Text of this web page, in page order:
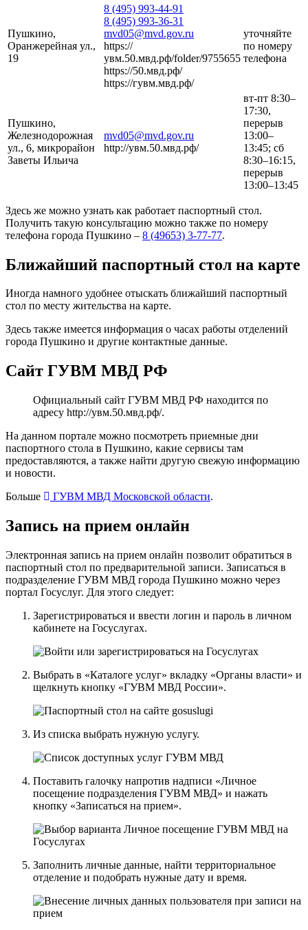
Пушкино,
Оранжерейная ул.,
19
8 (495) 993-44-91
8 (495) 993-36-31
mvd05@mvd.gov.ru
https://
увм.50.мвд.рф/folder/9755655
https://50.мвд.рф/
https://гувм.мвд.рф/
уточняйте
по номеру
телефона
Пушкино,
Железнодорожная
ул., 6, микрорайон
Заветы Ильича
mvd05@mvd.gov.ru
http://увм.50.мвд.рф/
вт-пт 8:30–
17:30,
перерыв
13:00–
13:45; сб
8:30–16:15,
перерыв
13:00–13:45
Здесь же можно узнать как работает паспортный стол.
Получить такую консультацию можно также по номеру
телефона города Пушкино – 8 (49653) 3-77-77.
Ближайший паспортный стол на карте
Иногда намного удобнее отыскать ближайший паспортный
стол по месту жительства на карте.
Здесь также имеется информация о часах работы отделений
города Пушкино и другие контактные данные.
Сайт ГУВМ МВД РФ
Официальный сайт ГУВМ МВД РФ находится по
адресу http://увм.50.мвд.рф/.
На данном портале можно посмотреть приемные дни
паспортного стола в Пушкино, какие сервисы там
предоставляются, а также найти другую свежую информацию
и новости.
Больше
ГУВМ МВД Московской области.
Запись на прием онлайн
Электронная запись на прием онлайн позволит обратиться в
паспортный стол по предварительной записи. Записаться в
подразделение ГУВМ МВД города Пушкино можно через
портал Госуслуг. Для этого следует:
Зарегистрироваться и ввести логин и пароль в личном
кабинете на Госуслугах.
Выбрать в «Каталоге услуг» вкладку «Органы власти» и
щелкнуть кнопку «ГУВМ МВД России».
Из списка выбрать нужную услугу.
Поставить галочку напротив надписи «Личное
посещение подразделения ГУВМ МВД» и нажать
кнопку «Записаться на прием».
Заполнить личные данные, найти территориальное
отделение и подобрать нужные дату и время.